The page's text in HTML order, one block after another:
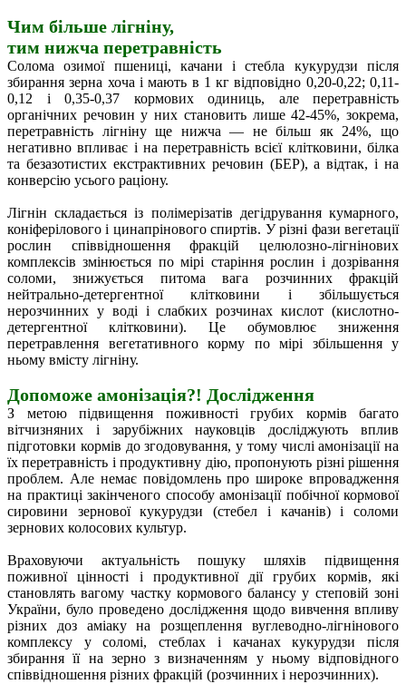
Чим більше лігніну,
тим нижча перетравність
Солома озимої пшениці, качани і стебла кукурудзи після
збирання зерна хоча і мають в 1 кг відповідно 0,20-0,22; 0,11-
0,12 і 0,35-0,37 кормових одиниць, але перетравність
органічних речовин у них становить лише 42-45%, зокрема,
перетравність лігніну ще нижча — не більш як 24%, що
негативно впливає і на перетравність всієї клітковини, білка
та безазотистих екстрактивних речовин (БЕР), а відтак, і на
конверсію усього раціону.
Лігнін складається із полімерізатів дегідрування кумарного,
коніферілового і цинапрінового спиртів. У різні фази вегетації
рослин співвідношення фракцій целюлозно-лігнінових
комплексів змінюється по мірі старіння рослин і дозрівання
соломи, знижується питома вага розчинних фракцій
нейтрально-детергентної клітковини і збільшується
нерозчинних у воді і слабких розчинах кислот (кислотно-
детергентної клітковини). Це обумовлює зниження
перетравлення вегетативного корму по мірі збільшення у
ньому вмісту лігніну.
Допоможе амонізація?! Дослідження
З метою підвищення поживності грубих кормів багато
вітчизняних і зарубіжних науковців досліджують вплив
підготовки кормів до згодовування, у тому числі амонізації на
їх перетравність і продуктивну дію, пропонують різні рішення
проблем. Але немає повідомлень про широке впровадження
на практиці закінченого способу амонізації побічної кормової
сировини зернової кукурудзи (стебел і качанів) і соломи
зернових колосових культур.
Враховуючи актуальність пошуку шляхів підвищення
поживної цінності і продуктивної дії грубих кормів, які
становлять вагому частку кормового балансу у степовій зоні
України, було проведено дослідження щодо вивчення впливу
різних доз аміаку на розщеплення вуглеводно-лігнінового
комплексу у соломі, стеблах і качанах кукурудзи після
збирання її на зерно з визначенням у ньому відповідного
співвідношення різних фракцій (розчинних і нерозчинних).